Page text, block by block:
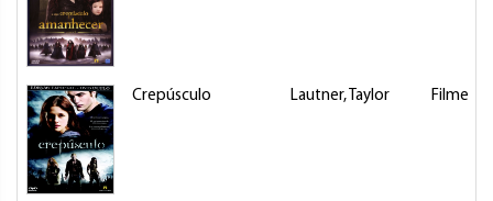
Crepúsculo Lautner, Taylor Filme